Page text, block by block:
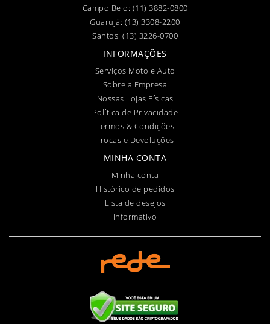
Campo Belo: (11) 3882-0800
Guarujá: (13) 3308-2200
Santos: (13) 3226-0700
INFORMAÇÕES
Serviços Moto e Auto
Sobre a Empresa
Nossas Lojas Físicas
Política de Privacidade
Termos & Condições
Trocas e Devoluções
MINHA CONTA
Minha conta
Histórico de pedidos
Lista de desejos
Informativo